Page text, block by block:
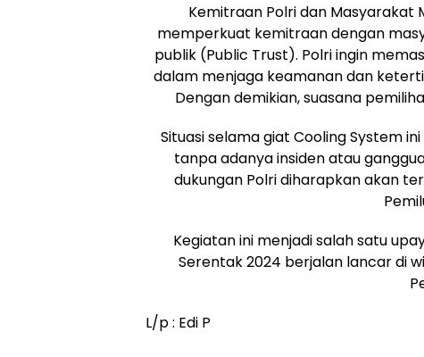
Kemitraan Polri dan Masyarakat
memperkuat kemitraan dengan
publik (Public Trust). Polri ingin
dalam menjaga keamanan dan
Dengan demikian, suasana
Situasi selama giat Cooling System
tanpa adanya insiden atau
dukungan Polri diharapkan akan
Kegiatan ini menjadi salah satu
Serentak 2024 berjalan lancar di
L/p : Edi P